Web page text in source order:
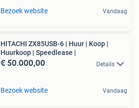
Bezoek website Vandaag
HITACHI ZX85USB-6 | Huur | Koop |
Huurkoop | Speedlease |
€ 50.000,00 Details
Bezoek website Vandaag